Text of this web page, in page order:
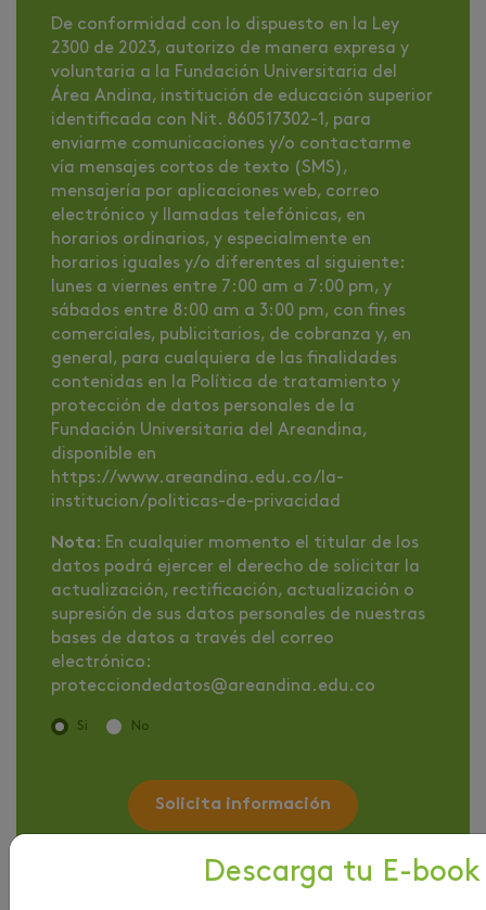
De conformidad con lo dispuesto en la Ley
2300 de 2023, autorizo de manera expresa y
voluntaria a la Fundación Universitaria del
Área Andina, institución de educación superior
identificada con Nit. 860517302-1, para
enviarme comunicaciones y/o contactarme
vía mensajes cortos de texto (SMS),
mensajería por aplicaciones web, correo
electrónico y llamadas telefónicas, en
horarios ordinarios, y especialmente en
horarios iguales y/o diferentes al siguiente:
lunes a viernes entre 7:00 am a 7:00 pm, y
sábados entre 8:00 am a 3:00 pm, con fines
comerciales, publicitarios, de cobranza y, en
general, para cualquiera de las finalidades
contenidas en la Política de tratamiento y
protección de datos personales de la
Fundación Universitaria del Areandina,
disponible en
https://www.areandina.edu.co/la-
institucion/politicas-de-privacidad
Nota: En cualquier momento el titular de los
datos podrá ejercer el derecho de solicitar la
actualización, rectificación, actualización o
supresión de sus datos personales de nuestras
bases de datos a través del correo
electrónico:
protecciondedatos@areandina.edu.co
Si No
Solicita información
Descarga tu E-book